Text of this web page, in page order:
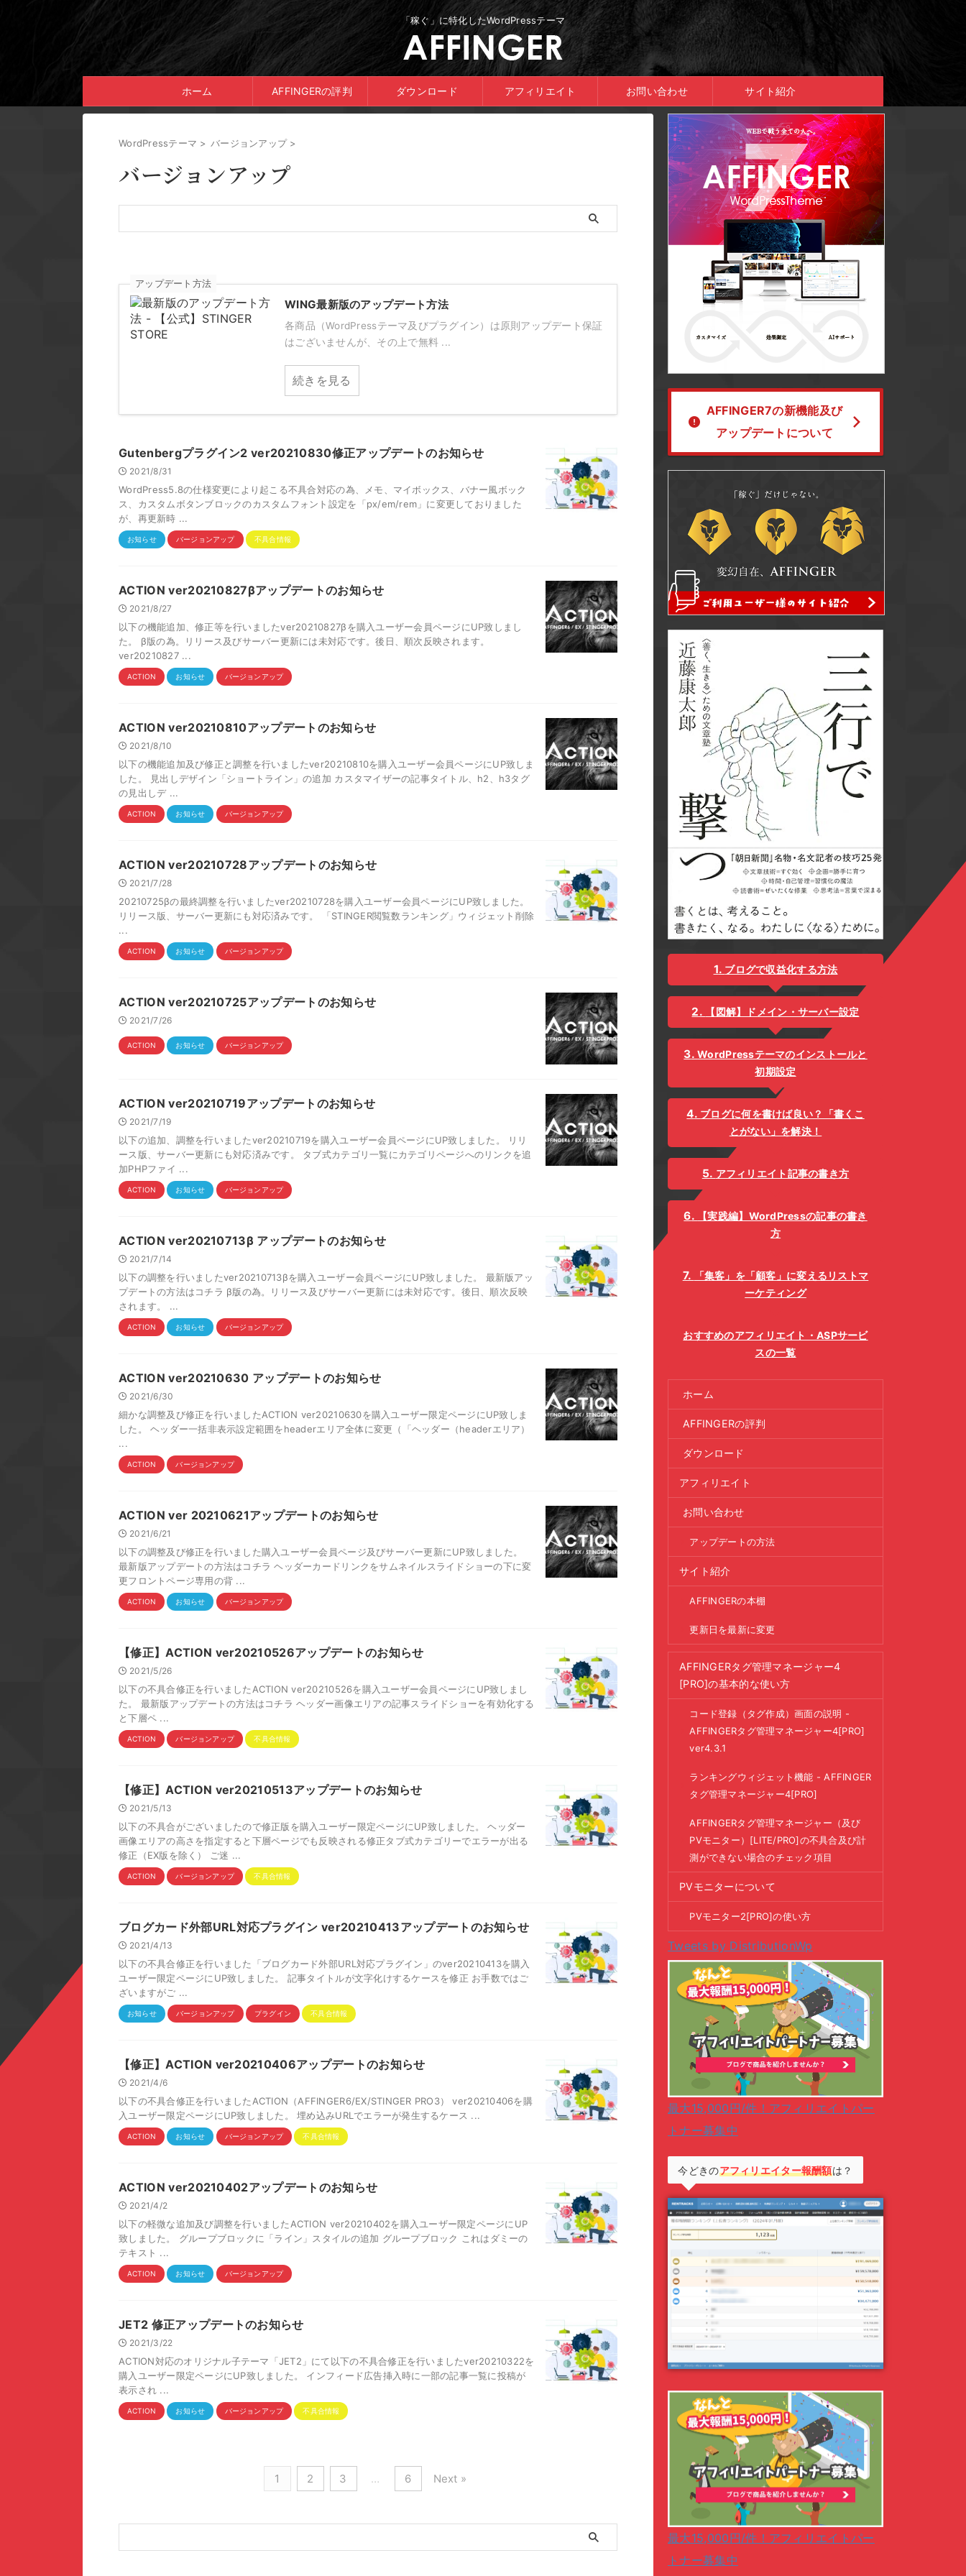
「稼ぐ」に特化したWordPressテーマ
ホーム AFFINGERの評判 ダウンロード アフィリエイト お問い合わせ サイト紹介
WordPressテーマ > バージョンアップ >
バージョンアップ
アップデート方法
WING最新版のアップデート方法
各商品（WordPressテーマ及びプラグイン）は原則アップデート保証
はございませんが、その上で無料 ...
続きを見る
Gutenbergプラグイン2 ver20210830修正アップデートのお知らせ
2021/8/31
WordPress5.8の仕様変更により起こる不具合対応の為、メモ、マイボックス、バナー風ボック
ス、カスタムボタンブロックのカスタムフォント設定を「px/em/rem」に変更しておりました
が、再更新時 ...
お知らせ バージョンアップ 不具合情報
ACTION ver20210827βアップデートのお知らせ
2021/8/27
以下の機能追加、修正等を行いましたver20210827βを購入ユーザー会員ページにUP致しまし
た。 β版の為。リリース及びサーバー更新には未対応です。後日、順次反映されます。
ver20210827 ...
ACTION お知らせ バージョンアップ
ACTION ver20210810アップデートのお知らせ
2021/8/10
以下の機能追加及び修正と調整を行いましたver20210810を購入ユーザー会員ページにUP致しま
した。 見出しデザイン「ショートライン」の追加 カスタマイザーの記事タイトル、h2、h3タグ
の見出しデ ...
ACTION お知らせ バージョンアップ
ACTION ver20210728アップデートのお知らせ
2021/7/28
20210725βの最終調整を行いましたver20210728を購入ユーザー会員ページにUP致しました。
リリース版、サーバー更新にも対応済みです。 「STINGER閲覧数ランキング」ウィジェット削除
...
ACTION お知らせ バージョンアップ
ACTION ver20210725アップデートのお知らせ
2021/7/26
ACTION お知らせ バージョンアップ
ACTION ver20210719アップデートのお知らせ
2021/7/19
以下の追加、調整を行いましたver20210719を購入ユーザー会員ページにUP致しました。 リリ
ース版、サーバー更新にも対応済みです。 タブ式カテゴリ一覧にカテゴリページへのリンクを追
加PHPファイ ...
ACTION お知らせ バージョンアップ
ACTION ver20210713β アップデートのお知らせ
2021/7/14
以下の調整を行いましたver20210713βを購入ユーザー会員ページにUP致しました。 最新版アッ
プデートの方法はコチラ β版の為。リリース及びサーバー更新には未対応です。後日、順次反映
されます。 ...
ACTION お知らせ バージョンアップ
ACTION ver20210630 アップデートのお知らせ
2021/6/30
細かな調整及び修正を行いましたACTION ver20210630を購入ユーザー限定ページにUP致しま
した。 ヘッダー一括非表示設定範囲をheaderエリア全体に変更（「ヘッダー（headerエリア）
...
ACTION バージョンアップ
ACTION ver 20210621アップデートのお知らせ
2021/6/21
以下の調整及び修正を行いました購入ユーザー会員ページ及びサーバー更新にUP致しました。
最新版アップデートの方法はコチラ ヘッダーカードリンクをサムネイルスライドショーの下に変
更フロントページ専用の背 ...
ACTION お知らせ バージョンアップ
【修正】ACTION ver20210526アップデートのお知らせ
2021/5/26
以下の不具合修正を行いましたACTION ver20210526を購入ユーザー会員ページにUP致しまし
た。 最新版アップデートの方法はコチラ ヘッダー画像エリアの記事スライドショーを有効化する
と下層ペ ...
ACTION バージョンアップ 不具合情報
【修正】ACTION ver20210513アップデートのお知らせ
2021/5/13
以下の不具合がございましたので修正版を購入ユーザー限定ページにUP致しました。 ヘッダー
画像エリアの高さを指定すると下層ページでも反映される修正タブ式カテゴリーでエラーが出る
修正（EX版を除く） ご迷 ...
ACTION バージョンアップ 不具合情報
ブログカード外部URL対応プラグイン ver20210413アップデートのお知らせ
2021/4/13
以下の不具合修正を行いました「ブログカード外部URL対応プラグイン」のver20210413を購入
ユーザー限定ページにUP致しました。 記事タイトルが文字化けするケースを修正 お手数ではご
ざいますがご ...
お知らせ バージョンアップ プラグイン 不具合情報
【修正】ACTION ver20210406アップデートのお知らせ
2021/4/6
以下の不具合修正を行いましたACTION（AFFINGER6/EX/STINGER PRO3） ver20210406を購
入ユーザー限定ページにUP致しました。 埋め込みURLでエラーが発生するケース ...
ACTION お知らせ バージョンアップ 不具合情報
ACTION ver20210402アップデートのお知らせ
2021/4/2
以下の軽微な追加及び調整を行いましたACTION ver20210402を購入ユーザー限定ページにUP
致しました。 グループブロックに「ライン」スタイルの追加 グループブロック これはダミーの
テキスト ...
ACTION お知らせ バージョンアップ
JET2 修正アップデートのお知らせ
2021/3/22
ACTION対応のオリジナル子テーマ「JET2」にて以下の不具合修正を行いましたver20210322を
購入ユーザー限定ページにUP致しました。 インフィード広告挿入時に一部の記事一覧に投稿が
表示され ...
ACTION お知らせ バージョンアップ 不具合情報
1 2 3 … 6 Next »
AFFINGER7の新機能及び
アップデートについて
ブログで収益化する方法
【図解】ドメイン・サーバー設定
WordPressテーマのインストールと
初期設定
ブログに何を書けば良い？「書くこ
とがない」を解決！
アフィリエイト記事の書き方
【実践編】WordPressの記事の書き
方
「集客」を「顧客」に変えるリストマ
ーケティング
おすすめのアフィリエイト・ASPサービ
スの一覧
ホーム
AFFINGERの評判
ダウンロード
アフィリエイト
お問い合わせ
アップデートの方法
サイト紹介
AFFINGERの本棚
更新日を最新に変更
AFFINGERタグ管理マネージャー4
[PRO]の基本的な使い方
コード登録（タグ作成）画面の説明 -
AFFINGERタグ管理マネージャー4[PRO]
ver4.3.1
ランキングウィジェット機能 - AFFINGER
タグ管理マネージャー4[PRO]
AFFINGERタグ管理マネージャー（及び
PVモニター）[LITE/PRO]の不具合及び計
測ができない場合のチェック項目
PVモニターについて
PVモニター2[PRO]の使い方
Tweets by DistributionWp
最大15,000円/件！アフィリエイトパー
トナー募集中
今どきのアフィリエイター報酬額は？
最大15,000円/件！アフィリエイトパー
トナー募集中